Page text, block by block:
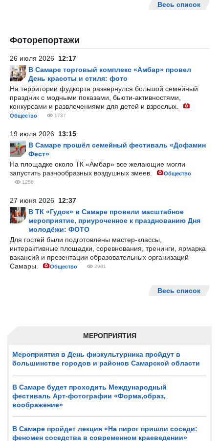
МЕРОПРИЯТИЯ
Мероприятия в День физкультурника пройдут в
большинстве городов и районов Самарской области
В Самаре будет проходить Международный
фестиваль Арт-фотографии «Форма,образ,
воображение»
В Самаре пройдет лекция «На пирог пришли соседи:
феномен соседства в современном краеведении»
Весь список
Фоторепортажи
26 июля 2026 12:17
В Самаре торговый комплекс «Амбар» провел
День красоты и стиля: фото
На территории фудкорта развернулся большой семейный
праздник с модными показами, бьюти-активностями,
конкурсами и развлечениями для детей и взрослых.
Общество 1737
19 июля 2026 13:15
В Самаре прошёл семейный фестиваль «Дофамин
Фест»
На площадке около ТК «Амбар» все желающие могли
запустить разнообразных воздушных змеев.
Общество
1256
27 июня 2026 12:37
В ТК «Гудок» в Самаре провели масштабное
мероприятие, приуроченное к празднованию Дня
молодёжи: ФОТО
Для гостей были подготовлены мастер-классы,
интерактивные площадки, соревнования, тренинги, ярмарка
вакансий и презентации образовательных организаций
Самары.
Общество 2981
Весь список